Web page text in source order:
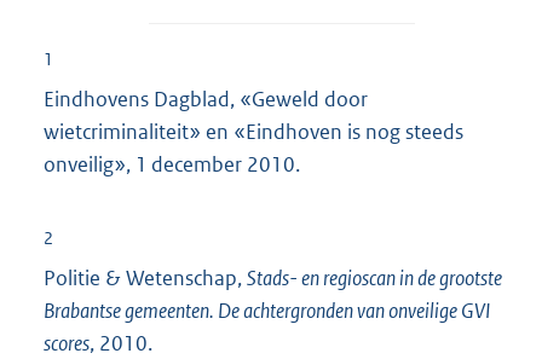
1
Eindhovens Dagblad, «Geweld door
wietcriminaliteit» en «Eindhoven is nog steeds
onveilig», 1 december 2010.
2
Politie & Wetenschap,Stads- en regioscan in de grootste
Brabantse gemeenten. De achtergronden van onveilige GVI
scores, 2010.